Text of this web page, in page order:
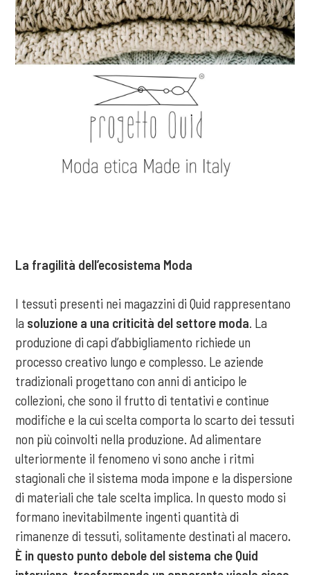
La fragilità dell’ecosistema Moda
I tessuti presenti nei magazzini di Quid rappresentano
la soluzione a una criticità del settore moda. La
produzione di capi d’abbigliamento richiede un
processo creativo lungo e complesso. Le aziende
tradizionali progettano con anni di anticipo le
collezioni, che sono il frutto di tentativi e continue
modifiche e la cui scelta comporta lo scarto dei tessuti
non più coinvolti nella produzione. Ad alimentare
ulteriormente il fenomeno vi sono anche i ritmi
stagionali che il sistema moda impone e la dispersione
di materiali che tale scelta implica. In questo modo si
formano inevitabilmente ingenti quantità di
rimanenze di tessuti, solitamente destinati al macero.
È in questo punto debole del sistema che Quid